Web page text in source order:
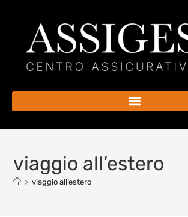
viaggio all’estero
> viaggio all’estero